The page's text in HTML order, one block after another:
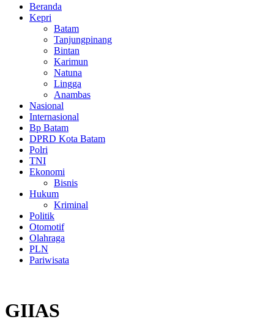
Beranda
Kepri
Batam
Tanjungpinang
Bintan
Karimun
Natuna
Lingga
Anambas
Nasional
Internasional
Bp Batam
DPRD Kota Batam
Polri
TNI
Ekonomi
Bisnis
Hukum
Kriminal
Politik
Otomotif
Olahraga
PLN
Pariwisata
GIIAS